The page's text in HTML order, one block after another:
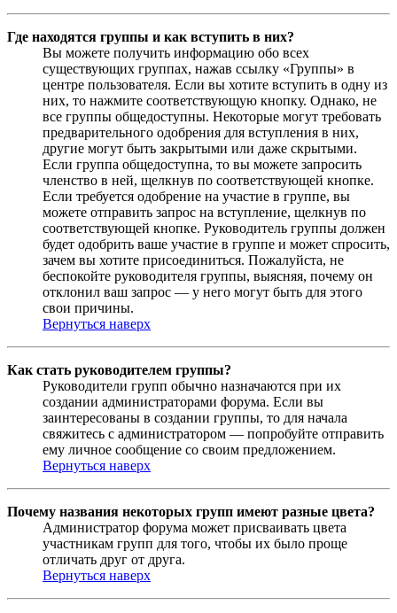
Где находятся группы и как вступить в них?
Вы можете получить информацию обо всех
существующих группах, нажав ссылку «Группы» в
центре пользователя. Если вы хотите вступить в одну из
них, то нажмите соответствующую кнопку. Однако, не
все группы общедоступны. Некоторые могут требовать
предварительного одобрения для вступления в них,
другие могут быть закрытыми или даже скрытыми.
Если группа общедоступна, то вы можете запросить
членство в ней, щелкнув по соответствующей кнопке.
Если требуется одобрение на участие в группе, вы
можете отправить запрос на вступление, щелкнув по
соответствующей кнопке. Руководитель группы должен
будет одобрить ваше участие в группе и может спросить,
зачем вы хотите присоединиться. Пожалуйста, не
беспокойте руководителя группы, выясняя, почему он
отклонил ваш запрос — у него могут быть для этого
свои причины.
Вернуться наверх
Как стать руководителем группы?
Руководители групп обычно назначаются при их
создании администраторами форума. Если вы
заинтересованы в создании группы, то для начала
свяжитесь с администратором — попробуйте отправить
ему личное сообщение со своим предложением.
Вернуться наверх
Почему названия некоторых групп имеют разные цвета?
Администратор форума может присваивать цвета
участникам групп для того, чтобы их было проще
отличать друг от друга.
Вернуться наверх